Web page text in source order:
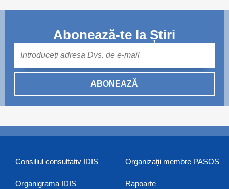
Abonează-te la Știri
ABONEAZĂ
Consiliul consultativ IDIS
Organigrama IDIS
Organizaţii membre PASOS
Rapoarte